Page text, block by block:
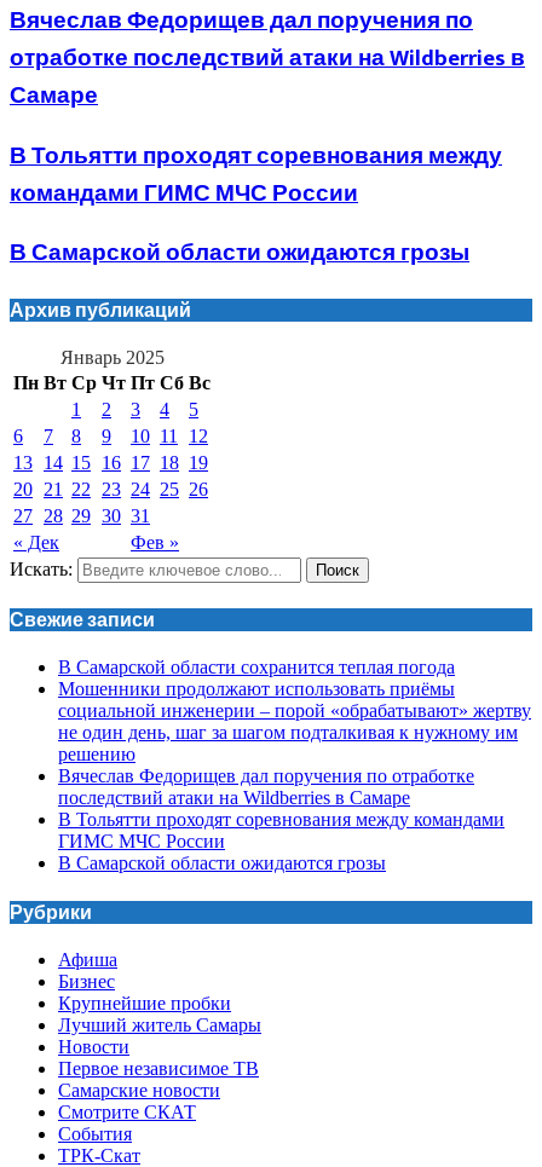
Вячеслав Федорищев дал поручения по
отработке последствий атаки на Wildberries в
Самаре
В Тольятти проходят соревнования между
командами ГИМС МЧС России
В Самарской области ожидаются грозы
Архив публикаций
Январь 2025
Пн Вт Ср Чт Пт Сб Вс
« Дек Фев »
1 2 3 4
5
6
7 8 9 10 11
12
13 14 15 16 17 18 19
20 21 22 23 24 25 26
27 28 29 30 31
Искать: Поиск
Свежие записи
В Самарской области сохранится теплая погода
Мошенники продолжают использовать приёмы
социальной инженерии – порой «обрабатывают» жертву
не один день, шаг за шагом подталкивая к нужному им
решению
Вячеслав Федорищев дал поручения по отработке
последствий атаки на Wildberries в Самаре
В Тольятти проходят соревнования между командами
ГИМС МЧС России
В Самарской области ожидаются грозы
Рубрики
Афиша
Бизнес
Крупнейшие пробки
Лучший житель Самары
Новости
Первое независимое ТВ
Самарские новости
Смотрите СКАТ
События
ТРК-Скат